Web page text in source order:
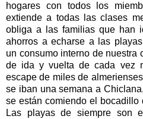
hogares con todos los
extiende a todas las clases
obliga a las familias que han
ahorros a echarse a las
un consumo interno de nuestra
de ida y vuelta de cada vez
escape de miles de
se iban una semana a
se están comiendo el
Las playas de siempre son